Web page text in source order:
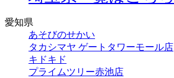
愛知県
あそびのせかい
タカシマヤ ゲートタワーモール店
キドキド
プライムツリー赤池店